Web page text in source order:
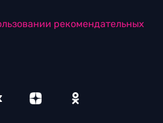
рекомендательных